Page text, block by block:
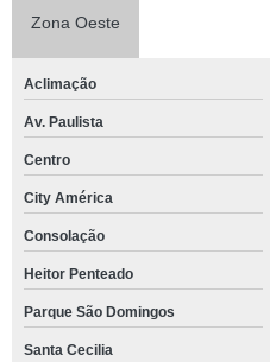
Zona Oeste
Aclimação
Av. Paulista
Centro
City América
Consolação
Heitor Penteado
Parque São Domingos
Santa Cecilia